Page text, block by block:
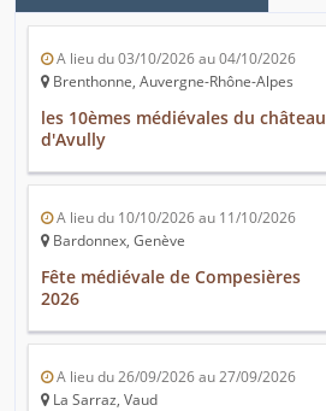
A lieu du 03/10/2026 au 04/10/2026
Brenthonne, Auvergne-Rhône-Alpes
les 10èmes médiévales du château
d'Avully
A lieu du 10/10/2026 au 11/10/2026
Bardonnex, Genève
Fête médiévale de Compesières
2026
A lieu du 26/09/2026 au 27/09/2026
La Sarraz, Vaud